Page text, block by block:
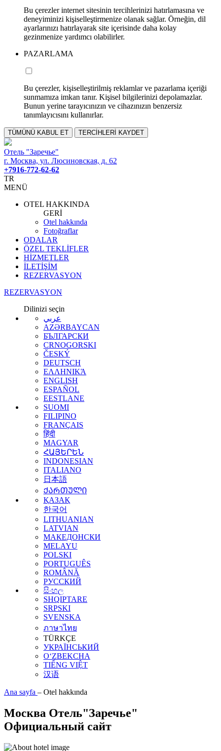
Bu çerezler internet sitesinin tercihlerinizi hatırlamasına ve
deneyiminizi kişiselleştirmenize olanak sağlar. Örneğin, dil
ayarlarınızı hatırlayarak site içerisinde daha kolay
gezinmenize yardımcı olabilirler.
PAZARLAMA
Bu çerezler, kişiselleştirilmiş reklamlar ve pazarlama içeriği
sunmamıza imkan tanır. Kişisel bilgilerinizi depolamazlar.
Bunun yerine tarayıcınızın ve cihazınızın benzersiz
tanımlayıcısını kullanırlar.
TÜMÜNÜ KABUL ET TERCİHLERİ KAYDET
Отель "Заречье"
г. Москва, ул. Люсиновская, д. 62
+7916-772-62-62
TR
MENÜ
OTEL HAKKINDA
GERİ
Otel hakkında
Fotoğraflar
ODALAR
ÖZEL TEKLİFLER
HİZMETLER
İLETİŞİM
REZERVASYON
REZERVASYON
Dilinizi seçin
عربي
AZƏRBAYCAN
БЪЛГАРСКИ
CRNOGORSKI
ČESKÝ
DEUTSCH
ΕΛΛΗΝΙΚΆ
ENGLISH
ESPAÑOL
EESTLANE
SUOMI
FILIPINO
FRANÇAIS
हिंदी
MAGYAR
ՀԱՅԵՐԵՆ
INDONESIAN
ITALIANO
日本語
ᲥᲐᲠᲗᲣᲚᲘ
ҚАЗАҚ
한국어
LITHUANIAN
LATVIAN
МАКЕДОНСКИ
MELAYU
POLSKI
PORTUGUÊS
ROMÂNĂ
РУССКИЙ
සිංහල
SHQIPTARE
SRPSKI
SVENSKA
ภาษาไทย
TÜRKÇE
УКРАЇНСЬКИЙ
O‘ZBEKCHA
TIẾNG VIỆT
汉语
Ana sayfa – Otel hakkında
Москва Отель"Заречье"
Официальный сайт